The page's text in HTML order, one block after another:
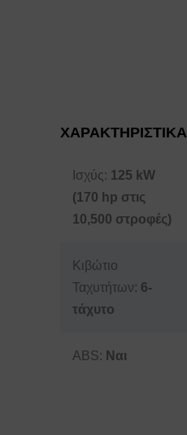
ΧΑΡΑΚΤΗΡΙΣΤΙΚΑ
Ισχύς: 125 kW
(170 hp στις
10,500 στροφές)
Κιβώτιο
Ταχυτήτων: 6-
τάχυτο
ABS: Ναι